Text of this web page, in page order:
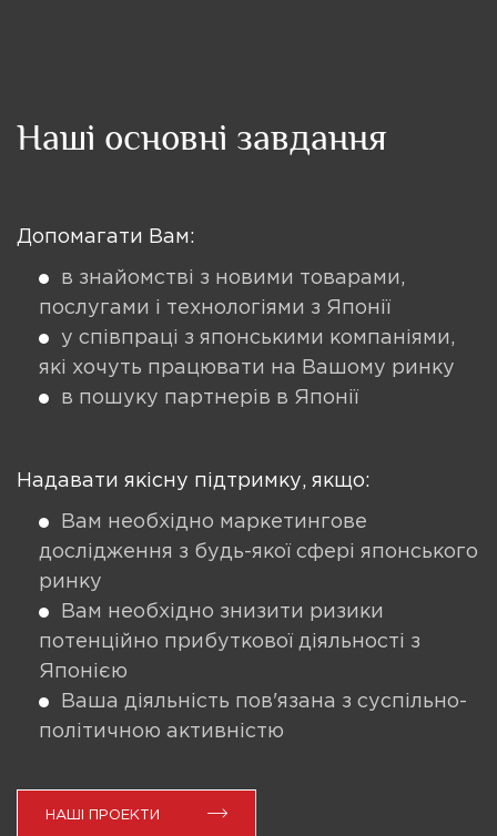
Наші основні завдання
Допомагати Вам:
в знайомстві з новими товарами,
послугами і технологіями з Японії
у співпраці з японськими компаніями,
які хочуть працювати на Вашому ринку
в пошуку партнерів в Японії
Надавати якісну підтримку, якщо:
Вам необхідно маркетингове
дослідження з будь-якої сфері японського
ринку
Вам необхідно знизити ризики
потенційно прибуткової діяльності з
Японією
Ваша діяльність пов'язана з суспільно-
політичною активністю
НАШІ ПРОЕКТИ